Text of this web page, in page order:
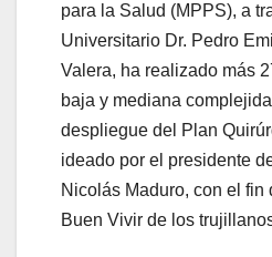
para la Salud (MPPS), a
Universitario Dr. Pedro
Valera, ha realizado más
baja y mediana
despliegue del Plan
ideado por el presidente
Nicolás Maduro, con el fin
Buen Vivir de los